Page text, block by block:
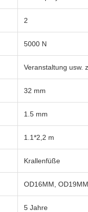
2
5000 N
Veranstaltung usw.
32 mm
1.5 mm
1.1*2,2 m
Krallenfüße
OD16MM,
5 Jahre